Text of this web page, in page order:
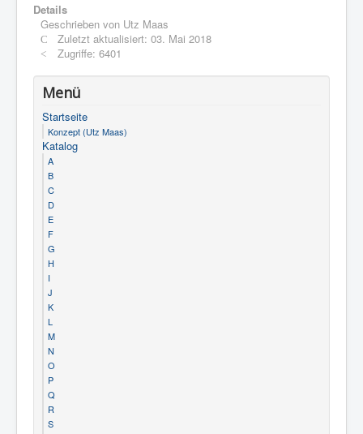
Details
Geschrieben von Utz Maas
Zuletzt aktualisiert: 03. Mai 2018
Zugriffe: 6401
Menü
Startseite
Konzept (Utz Maas)
Katalog
A
B
C
D
E
F
G
H
I
J
K
L
M
N
O
P
Q
R
S